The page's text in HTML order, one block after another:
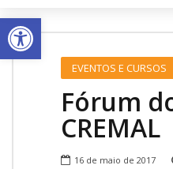
Open toolbar
Nossa História
Nossa Missão e Valores
EVENTOS E CURSOS
Fórum
CREMAL
16 de maio de 2017